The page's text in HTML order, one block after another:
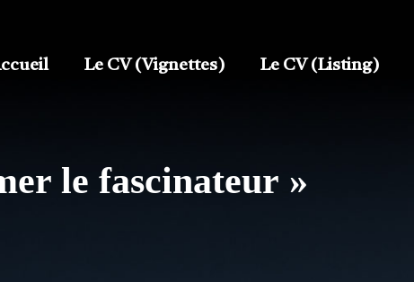
Le CV (Vignettes) Le CV (Listing)
le fascinateur »